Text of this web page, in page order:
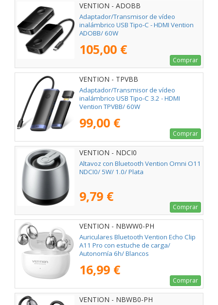
VENTION - ADOBB
Adaptador/Transmisor de vídeo
inalámbrico USB Tipo-C - HDMI Vention
ADOBB/ 60W
105,00 €
Comprar
VENTION - TPVBB
Adaptador/Transmisor de vídeo
inalámbrico USB Tipo-C 3.2 - HDMI
Vention TPVBB/ 60W
99,00 €
Comprar
VENTION - NDCI0
Altavoz con Bluetooth Vention Omni O11
NDCI0/ 5W/ 1.0/ Plata
9,79 €
Comprar
VENTION - NBWW0-PH
Auriculares Bluetooth Vention Echo Clip
A11 Pro con estuche de carga/
Autonomía 6h/ Blancos
16,99 €
Comprar
VENTION - NBWB0-PH